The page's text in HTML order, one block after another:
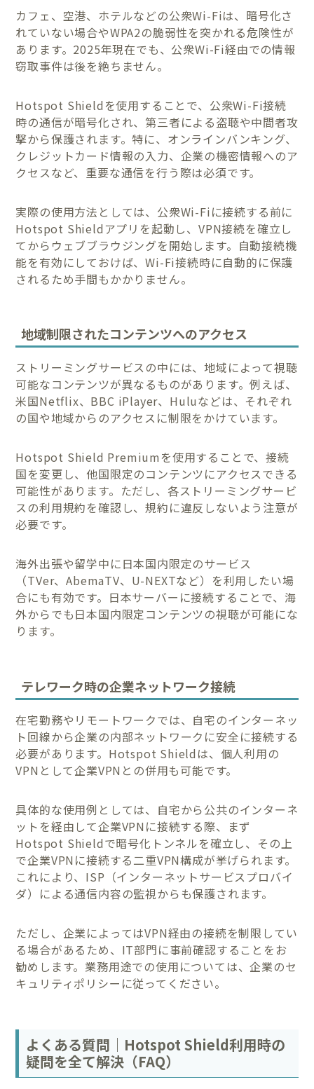
カフェ、空港、ホテルなどの公衆Wi-Fiは、暗号化さ
れていない場合やWPA2の脆弱性を突かれる危険性が
あります。2025年現在でも、公衆Wi-Fi経由での情報
窃取事件は後を絶ちません。
Hotspot Shieldを使用することで、公衆Wi-Fi接続
時の通信が暗号化され、第三者による盗聴や中間者攻
撃から保護されます。特に、オンラインバンキング、
クレジットカード情報の入力、企業の機密情報へのア
クセスなど、重要な通信を行う際は必須です。
実際の使用方法としては、公衆Wi-Fiに接続する前に
Hotspot Shieldアプリを起動し、VPN接続を確立し
てからウェブブラウジングを開始します。自動接続機
能を有効にしておけば、Wi-Fi接続時に自動的に保護
されるため手間もかかりません。
地域制限されたコンテンツへのアクセス
ストリーミングサービスの中には、地域によって視聴
可能なコンテンツが異なるものがあります。例えば、
米国Netflix、BBC iPlayer、Huluなどは、それぞれ
の国や地域からのアクセスに制限をかけています。
Hotspot Shield Premiumを使用することで、接続
国を変更し、他国限定のコンテンツにアクセスできる
可能性があります。ただし、各ストリーミングサービ
スの利用規約を確認し、規約に違反しないよう注意が
必要です。
海外出張や留学中に日本国内限定のサービス
（TVer、AbemaTV、U-NEXTなど）を利用したい場
合にも有効です。日本サーバーに接続することで、海
外からでも日本国内限定コンテンツの視聴が可能にな
ります。
テレワーク時の企業ネットワーク接続
在宅勤務やリモートワークでは、自宅のインターネッ
ト回線から企業の内部ネットワークに安全に接続する
必要があります。Hotspot Shieldは、個人利用の
VPNとして企業VPNとの併用も可能です。
具体的な使用例としては、自宅から公共のインターネ
ットを経由して企業VPNに接続する際、まず
Hotspot Shieldで暗号化トンネルを確立し、その上
で企業VPNに接続する二重VPN構成が挙げられます。
これにより、ISP（インターネットサービスプロバイ
ダ）による通信内容の監視からも保護されます。
ただし、企業によってはVPN経由の接続を制限してい
る場合があるため、IT部門に事前確認することをお
勧めします。業務用途での使用については、企業のセ
キュリティポリシーに従ってください。
よくある質問｜Hotspot Shield利用時の
疑問を全て解決（FAQ）